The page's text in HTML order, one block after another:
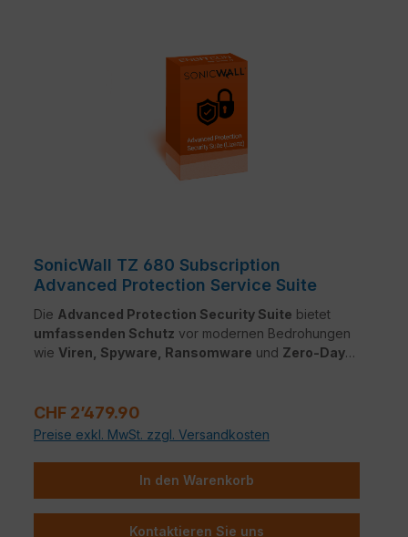
SonicWall TZ 680 Subscription
Advanced Protection Service Suite
Die Advanced Protection Security Suite bietet
umfassenden Schutz vor modernen Bedrohungen
wie Viren, Spyware, Ransomware und Zero-Day-
Content Filtering
ganzheitliche Netzwerksicherheit.
Regulärer Preis:
CHF 2’479.90
Preise exkl. MwSt. zzgl. Versandkosten
In den Warenkorb
Kontaktieren Sie uns